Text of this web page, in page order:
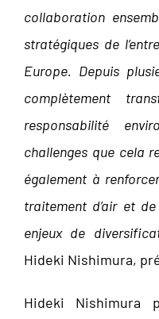
collaboration
stratégiques de
Europe. Depuis
complètement
responsabilité
challenges que cela
également à
traitement d’air et
enjeux de
Hideki Nishimura,
Hideki